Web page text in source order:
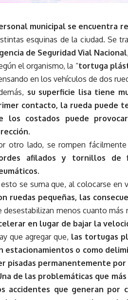
municipal se encuentra
esquinas de la ciudad. Se
de Seguridad Vial Nacional
el organismo, la “tortuga
en los vehículos de dos
su superficie lisa tiene
contacto, la rueda puede
los costados puede
.
otro lado, se rompen fácilmente
afilados y tornillos de
.
se suma que, al colocarse en
ruedas pequeñas, las
desestabilizan menos cuanto más
en lugar de bajar la
que agregar que, las tortugas
estacionamientos o como
pisadas permanentemente por
de las problemáticas que
accidentes que generan por